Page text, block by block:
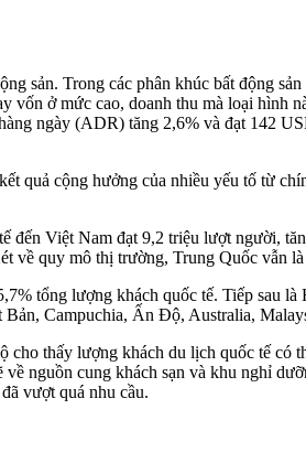
sản. Trong các phân khúc bất động
ở mức cao, doanh thu mà loại hình
ngày (ADR) tăng 2,6% và đạt 142
cộng hưởng của nhiều yếu tố từ
Việt Nam đạt 9,2 triệu lượt người,
về quy mô thị trường, Trung Quốc vẫn
tổng lượng khách quốc tế. Tiếp sau
Campuchia, Ấn Độ, Australia,
thấy lượng khách du lịch quốc tế
nguồn cung khách sạn và khu nghỉ
vượt quá nhu cầu.